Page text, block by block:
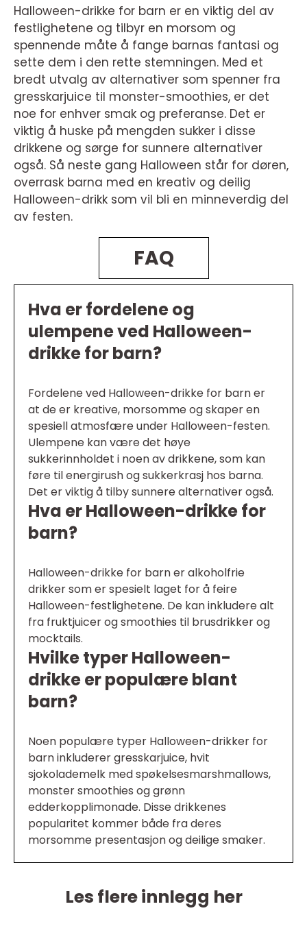
Halloween-drikke for barn er en viktig del av
festlighetene og tilbyr en morsom og
spennende måte å fange barnas fantasi og
sette dem i den rette stemningen. Med et
bredt utvalg av alternativer som spenner fra
gresskarjuice til monster-smoothies, er det
noe for enhver smak og preferanse. Det er
viktig å huske på mengden sukker i disse
drikkene og sørge for sunnere alternativer
også. Så neste gang Halloween står for døren,
overrask barna med en kreativ og deilig
Halloween-drikk som vil bli en minneverdig del
av festen.
FAQ
Hva er fordelene og
ulempene ved Halloween-
drikke for barn?
Fordelene ved Halloween-drikke for barn er
at de er kreative, morsomme og skaper en
spesiell atmosfære under Halloween-festen.
Ulempene kan være det høye
sukkerinnholdet i noen av drikkene, som kan
føre til energirush og sukkerkrasj hos barna.
Det er viktig å tilby sunnere alternativer også.
Hva er Halloween-drikke for
barn?
Halloween-drikke for barn er alkoholfrie
drikker som er spesielt laget for å feire
Halloween-festlighetene. De kan inkludere alt
fra fruktjuicer og smoothies til brusdrikker og
mocktails.
Hvilke typer Halloween-
drikke er populære blant
barn?
Noen populære typer Halloween-drikker for
barn inkluderer gresskarjuice, hvit
sjokolademelk med spøkelsesmarshmallows,
monster smoothies og grønn
edderkopplimonade. Disse drikkenes
popularitet kommer både fra deres
morsomme presentasjon og deilige smaker.
Les flere innlegg her